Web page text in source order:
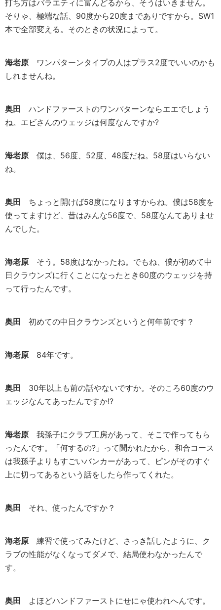
打ち方はバラエティに富んどるから、そうはいきません。
そりゃ、極端な話、90度から20度までありですから。SW1
本で全部変える。そのときの状況によって。
海老原 ワンパターンタイプの人はプラス2度でいいのかも
しれませんね。
奥田
ハンドファーストのワンパターンならエエでしょう
ね。エビさんのウェッジは何度なんですか?
海老原 僕は、56度、52度、48度だね。58度はいらない
ね。
奥田
ちょっと開けば58度になりますからね。僕は58度を
使ってますけど、昔はみんな56度で、58度なんてありませ
んでした。
海老原 そう。58度はなかったね。でもね、僕が初めて中
日クラウンズに行くことになったとき60度のウェッジを持
って行ったんです。
奥田 初めての中日クラウンズというと何年前です？
海老原 84年です。
奥田
30年以上も前の話やないですか。そのころ60度のウ
ェッジなんてあったんですか!?
海老原 我孫子にクラブ工房があって、そこで作ってもら
ったんです。「何するの?」って聞かれたから、和合コース
は我孫子よりもすごいバンカーがあって、ピンがそのすぐ
上に切ってあるという話をしたら作ってくれた。
奥田 それ、使ったんですか？
海老原 練習で使ってみたけど、さっき話したように、ク
ラブの性能がなくなってダメで、結局使わなかったんで
す。
奥田 よほどハンドファーストにせにゃ使われへんです。